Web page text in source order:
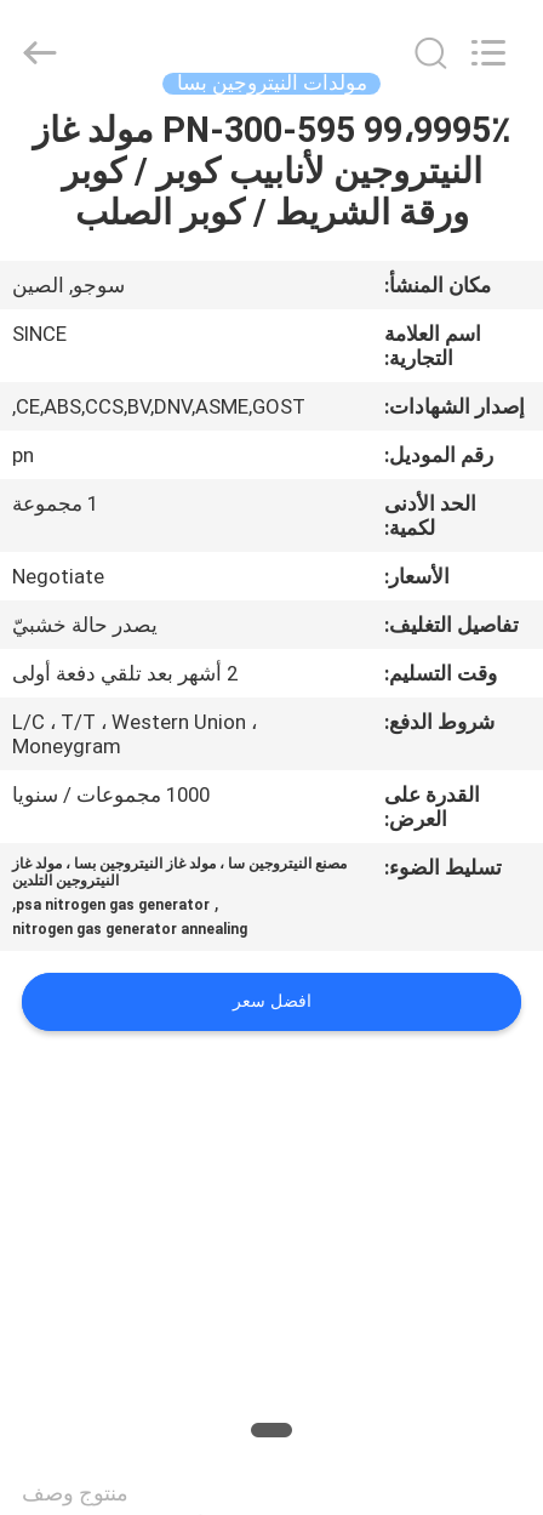
بيت
منتجات
معلومات
جولة
المصنع
مراقبة
الجودة
اتصل
القضايا
أسعار
Technology
Co.,Ltd.
Reserved.
مولدات النيتروجين بسا
PN-300-595 99،9995٪ مولد غاز
النيتروجين لأنابيب كوبر / كوبر
ورقة الشريط / كوبر الصلب
مكان المنشأ:
سوجو, الصين
اسم العلامة
التجارية:
SINCE
إصدار الشهادات:
CE,ABS,CCS,BV,DNV,ASME,GOST,
رقم الموديل:
pn
الحد الأدنى
لكمية:
1 مجموعة
الأسعار:
Negotiate
تفاصيل التغليف:
يصدر حالة خشبيّ
وقت التسليم:
2 أشهر بعد تلقي دفعة أولى
شروط الدفع:
L/C ، T/T ، Western Union ،
Moneygram
القدرة على
العرض:
1000 مجموعات / سنويا
تسليط الضوء:
مصنع النيتروجين سا ، مولد غاز النيتروجين بسا ، مولد غاز
النيتروجين التلدين
,
psa nitrogen gas generator
,
nitrogen gas generator annealing
افضل سعر
منتوج وصف